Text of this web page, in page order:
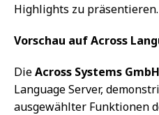
Highlights zu präsentieren.
Vorschau auf Across
DieAcross Systems GmbH
Language Server,
ausgewählter Funktionen